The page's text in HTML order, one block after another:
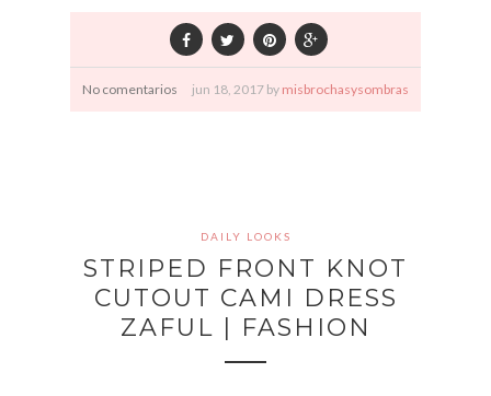
No comentarios jun 18, 2017 by misbrochasysombras
DAILY LOOKS
STRIPED FRONT KNOT
CUTOUT CAMI DRESS
ZAFUL | FASHION